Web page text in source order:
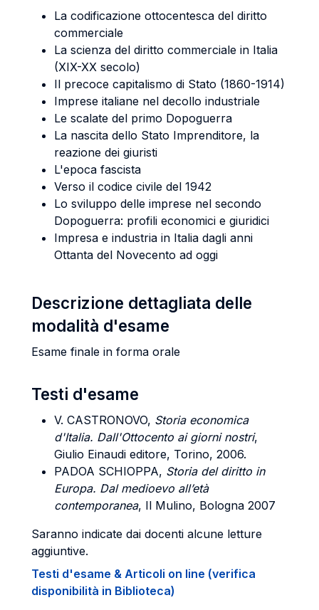
La codificazione ottocentesca del diritto
commerciale
La scienza del diritto commerciale in Italia
(XIX-XX secolo)
Il precoce capitalismo di Stato (1860-1914)
Imprese italiane nel decollo industriale
Le scalate del primo Dopoguerra
La nascita dello Stato Imprenditore, la
reazione dei giuristi
L'epoca fascista
Verso il codice civile del 1942
Lo sviluppo delle imprese nel secondo
Dopoguerra: profili economici e giuridici
Impresa e industria in Italia dagli anni
Ottanta del Novecento ad oggi
Descrizione dettagliata delle
modalità d'esame
Esame finale in forma orale
Testi d'esame
V. CASTRONOVO, Storia economica
d'Italia. Dall'Ottocento ai giorni nostri,
Giulio Einaudi editore, Torino, 2006.
PADOA SCHIOPPA, Storia del diritto in
Europa. Dal medioevo all’età
contemporanea, Il Mulino, Bologna 2007
Saranno indicate dai docenti alcune letture
aggiuntive.
Testi d'esame & Articoli on line (verifica
disponibilità in Biblioteca)